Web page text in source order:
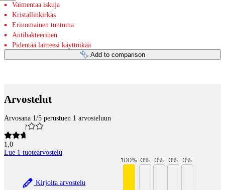
Vaimentaa iskuja
Kristallinkirkas
Erinomainen tuntuma
Antibakteerinen
Pidentää laitteesi käyttöikää
Add to comparison
Arvostelut
Arvosana 1/5 perustuen 1 arvosteluun
1,0
Lue 1 tuotearvostelu
Kirjoita arvostelu
100% 0% 0% 0% 0%